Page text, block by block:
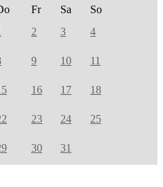
Fr Sa
So
2 3 4
9 10 11
16 17 18
23 24 25
30
31